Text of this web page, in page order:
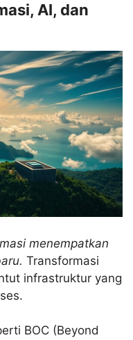
AI, dan
menempatkan
Transformasi
infrastruktur yang
BOC (Beyond